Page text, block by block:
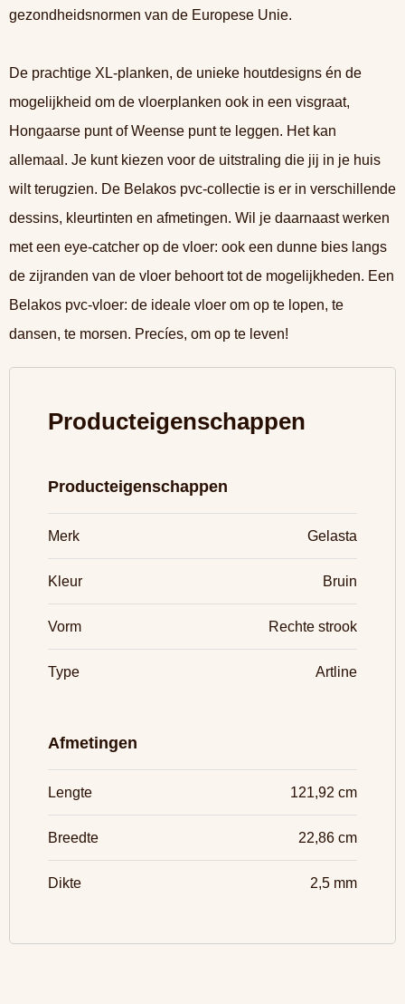
gezondheidsnormen van de Europese Unie.
De prachtige XL-planken, de unieke houtdesigns én de
mogelijkheid om de vloerplanken ook in een visgraat,
Hongaarse punt of Weense punt te leggen. Het kan
allemaal. Je kunt kiezen voor de uitstraling die jij in je huis
wilt terugzien. De Belakos pvc-collectie is er in verschillende
dessins, kleurtinten en afmetingen. Wil je daarnaast werken
met een eye-catcher op de vloer: ook een dunne bies langs
de zijranden van de vloer behoort tot de mogelijkheden. Een
Belakos pvc-vloer: de ideale vloer om op te lopen, te
dansen, te morsen. Precíes, om op te leven!
Producteigenschappen
Producteigenschappen
Merk Gelasta
Kleur Bruin
Vorm Rechte strook
Type Artline
Afmetingen
Lengte 121,92 cm
Breedte 22,86 cm
Dikte 2,5 mm